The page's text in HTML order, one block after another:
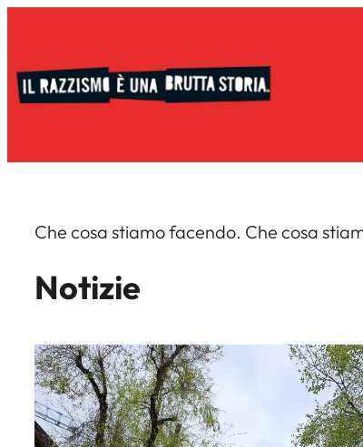
contenuto
Che cosa stiamo facendo. Che cosa
Notizie